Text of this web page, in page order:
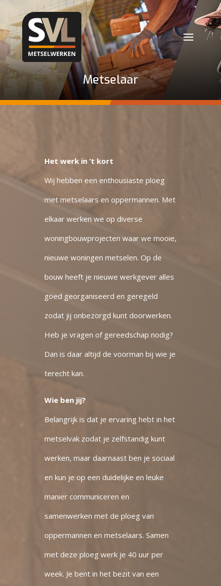
Metselaar
Het werk in ‘t kort
Wij hebben een enthousiaste ploeg
met metselaars en oppermannen. Met
elkaar werken we op diverse
woningbouwprojecten waar we mooie,
nieuwe woningen metselen. Op de
bouw heeft je nieuwe werkgever alles
goed georganiseerd en geregeld
zodat jij onbezorgd kunt doorwerken.
Heb je vragen of gereedschap nodig?
Dan is daar altijd de voorman bij wie je
terecht kan.
Wie ben jij?
Belangrijk is dat je ervaring hebt in het
metselvak zodat je zelfstandig kunt
werken, maar daarnaast ben je sociaal
en kun je op een duidelijke en leuke
manier communiceren en
samenwerken met de ploeg van
oppermannen en metselaars. Samen
met deze ploeg werk je 40 uur per
week. Je bent in het bezit van een